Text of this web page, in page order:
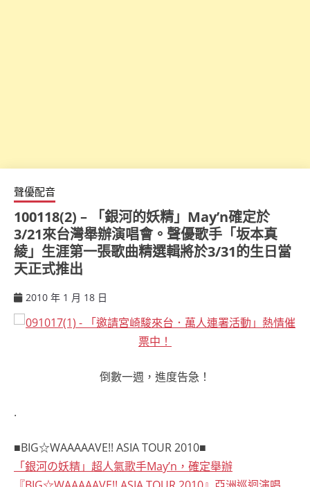
聲優配音
100118(2) – 「銀河的妖精」May’n確定於
3/21來台灣舉辦演唱會。聲優歌手「坂本真
綾」生涯第一張歌曲精選輯將於3/31的生日當
天正式推出
2010 年 1 月 18 日
倒數一週，進度告急！
.
■BIG☆WAAAAAVE!! ASIA TOUR 2010■
「銀河の妖精」超人氣歌手May’n，確定舉辦